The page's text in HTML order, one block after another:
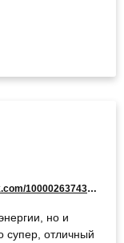
https://www.facebook.com/100002637432349
но и
супер, отличный